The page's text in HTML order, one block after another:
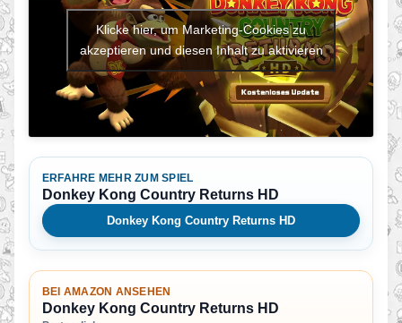
Klicke hier, um Marketing-Cookies zu
akzeptieren und diesen Inhalt zu aktivieren
ERFAHRE MEHR ZUM SPIEL
Donkey Kong Country Returns HD
Donkey Kong Country Returns HD
BEI AMAZON ANSEHEN
Donkey Kong Country Returns HD